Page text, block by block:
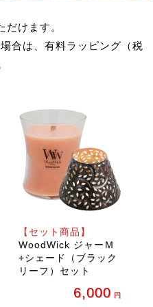
けます。
合は、有料ラッピング（税
【セット商品】
WoodWick ジャーＭ
+シェード（ブラック
リーフ）セット
6,000 円